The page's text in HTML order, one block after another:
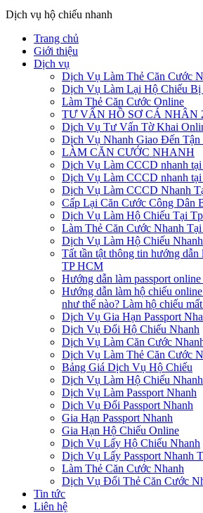
Dịch vụ hộ chiếu nhanh
Trang chủ
Giới thiệu
Dịch vụ
Dịch Vụ Làm Thẻ Căn Cước
Dịch Vụ Làm Lại Hộ Chiếu Bị
Làm Thẻ Căn Cước Online
TƯ VẤN HỒ SƠ CÁ NHÂN
Dịch Vụ Tư Vấn Tờ Khai
Dịch Vụ Nhanh Giao Đến Tận
LÀM CĂN CƯỚC NHANH
Dịch Vụ Làm CCCD nhanh
Dịch Vụ Làm CCCD nhanh
Dịch Vụ Làm CCCD Nhanh
Cấp Lại Căn Cước Công Dân
Dịch Vụ Làm Hộ Chiếu Tại
Làm Thẻ Căn Cước Nhanh
Dịch Vụ Làm Hộ Chiếu
Tất tần tật thông tin hướng dẫn
TP HCM
Hướng dẫn làm passport
Hướng dẫn làm hộ chiếu
như thế nào? Làm hộ chiếu
Dịch Vụ Gia Hạn Passport
Dịch Vụ Đổi Hộ Chiếu Nhanh
Dịch Vụ Làm Căn Cước
Dịch Vụ Làm Thẻ Căn Cước
Bảng Giá Dịch Vụ Hộ Chiếu
Dịch Vụ Làm Hộ Chiếu Nhanh
Dịch Vụ Làm Passport Nhanh
Dịch Vụ Đổi Passport Nhanh
Gia Hạn Passport Nhanh
Gia Hạn Hộ Chiếu Online
Dịch Vụ Lấy Hộ Chiếu Nhanh
Dịch Vụ Lấy Passport Nhanh
Làm Thẻ Căn Cước Nhanh
Dịch Vụ Đổi Thẻ Căn Cước
Tin tức
Liên hệ